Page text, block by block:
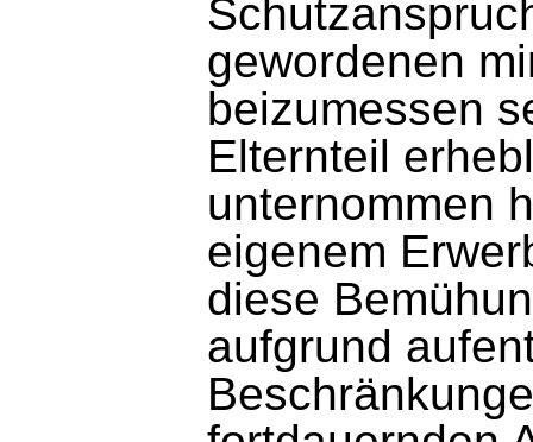
gewordenen
beizumessen
Elternteil
unternommen
eigenem
diese
aufgrund